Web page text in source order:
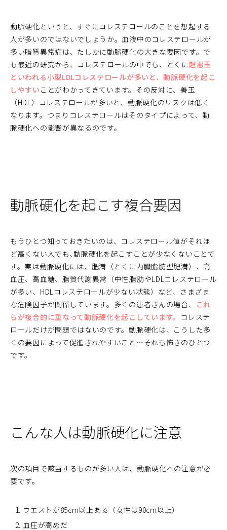
動脈硬化というと、すぐにコレステロールのことを想起する
人が多いのではないでしょうか。血液中のコレステロールが
多い脂質異常症は、たしかに動脈硬化の大きな要因です。で
も最近の研究から、コレステロールの中でも、とくに超悪玉
といわれる小型LDLコレステロールが多いと、動脈硬化を起こ
しやすい ことがわかってきています。その反対に、善玉
（HDL）コレステロールが多いと、動脈硬化のリスクは低く
なります。つまりコレステロールはそのタイプによって、動
脈硬化への影響が異なるのです。
動脈硬化を起こす複合要因
もうひとつ知っておきたいのは、コレステロール値がそれほ
ど高くない人でも､動脈硬化を起こすことが少なくないことで
す。実は動脈硬化には、肥満（とくに内臓脂肪型肥満）、高
血圧、高血糖、脂質代謝異常（中性脂肪やLDLコレステロール
が多い、HDLコレステロールが少ない状態）など、さまざま
な危険因子が関係しています。多くの患者さんの場合、 これ
らが複合的に重なって動脈硬化を起こしています。 コレステ
ロールだけが問題ではないのです。動脈硬化は、こうした多
くの要因によって促進されやすいこと…それも怖さのひとつ
です。
こんな人は動脈硬化に注意
次の項目で該当するものが多い人は、動脈硬化への注意が必
要です。
ウエストが85cm以上ある（女性は90cm以上）
血圧が高めだ